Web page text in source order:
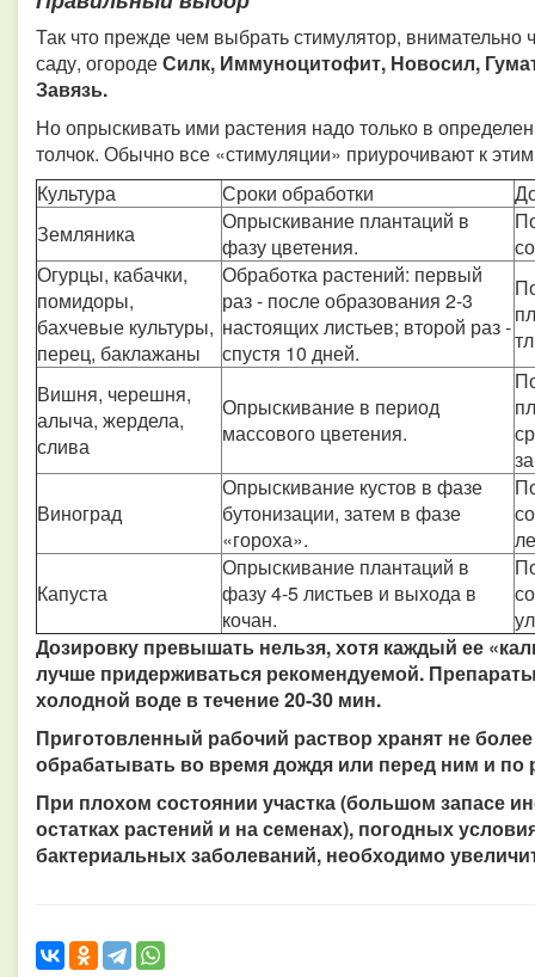
Так что прежде чем выбрать стимулятор,
саду, огородеСилк, Иммуноцитофит, Новосил,
Завязь.
Но опрыскивать ими растения надо только в
толчок. Обычно все «стимуляции» приурочивают к
Культура
Сроки обработки
Земляника
Опрыскивание плантаций в
фазу цветения.
Огурцы, кабачки,
помидоры,
бахчевые культуры,
перец, баклажаны
Обработка растений: первый
раз - после образования 2-3
настоящих листьев; второй раз -
спустя 10 дней.
Вишня, черешня,
алыча, жердела,
слива
Опрыскивание в период
массового цветения.
Виноград
Опрыскивание кустов в фазе
бутонизации, затем в фазе
«гороха».
Капуста
Опрыскивание плантаций в
фазу 4-5 листьев и выхода в
кочан.
Дозировку превышать нельзя, хотя каждый ее
лучше придерживаться рекомендуемой.
холодной воде в течение 20-30 мин.
Приготовленный рабочий раствор хранят не
обрабатывать во время дождя или перед ним и по
При плохом состоянии участка (большом запасе
остатках растений и на семенах), погодных
бактериальных заболеваний, необходимо